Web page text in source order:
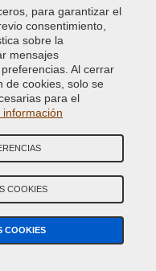
MET.
BAB
533
para garantizar el
consentimiento,
sobre la
mensajes
Al cerrar
de cookies, solo se
para el
información
COOKIES
COOKIES